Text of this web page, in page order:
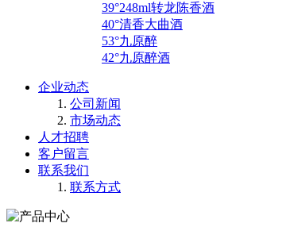
39°248ml转龙陈香酒
40°清香大曲酒
53°九原醉
42°九原醉酒
企业动态
公司新闻
市场动态
人才招聘
客户留言
联系我们
联系方式